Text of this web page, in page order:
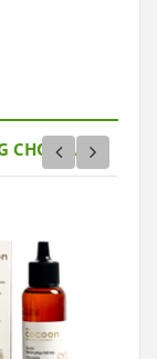
CHO BẠN